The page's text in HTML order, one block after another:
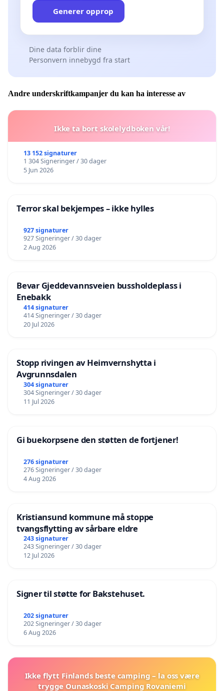
Generer opprop
Dine data forblir dine
Personvern innebygd fra start
Andre underskriftkampanjer du kan ha interesse av
Ikke ta bort skolelydboken vår!
13 152 signaturer
1 304 Signeringer / 30 dager
5 Jun 2026
Terror skal bekjempes – ikke hylles
927 signaturer
927 Signeringer / 30 dager
2 Aug 2026
Bevar Gjeddevannsveien bussholdeplass i
Enebakk
414 signaturer
414 Signeringer / 30 dager
20 Jul 2026
Stopp rivingen av Heimvernshytta i
Avgrunnsdalen
304 signaturer
304 Signeringer / 30 dager
11 Jul 2026
Gi buekorpsene den støtten de fortjener!
276 signaturer
276 Signeringer / 30 dager
4 Aug 2026
Kristiansund kommune må stoppe
tvangsflytting av sårbare eldre
243 signaturer
243 Signeringer / 30 dager
12 Jul 2026
Signer til støtte for Bakstehuset.
202 signaturer
202 Signeringer / 30 dager
6 Aug 2026
Ikke flytt Finlands beste camping – la oss være
trygge Ounaskoski Camping Rovaniemi